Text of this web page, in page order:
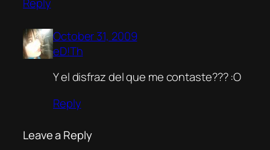
October 31, 2009
eD!Th
Y el disfraz del que me contaste??? :O
Reply
Leave a Reply